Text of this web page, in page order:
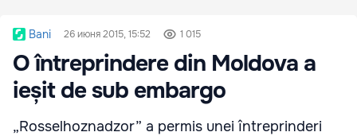
Bani 26 июня 2015, 15:52 1 015
O întreprindere din Moldova a
ieșit de sub embargo
„Rosselhoznadzor” a permis unei întreprinderi